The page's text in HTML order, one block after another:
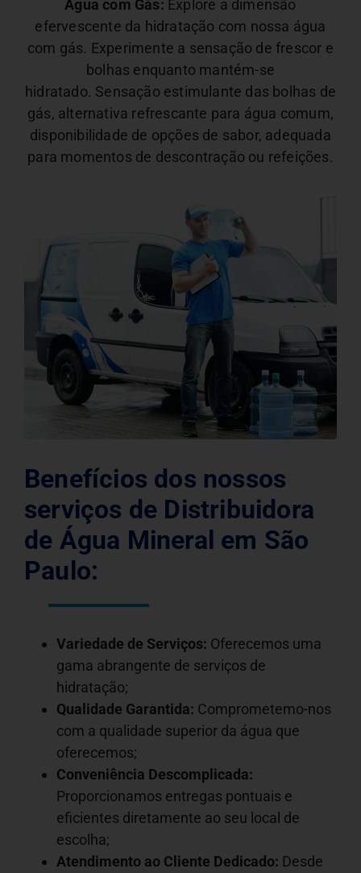
Água com Gás: Explore a dimensão
efervescente da hidratação com nossa água
com gás. Experimente a sensação de frescor e
bolhas enquanto mantém-se
hidratado. Sensação estimulante das bolhas de
gás, alternativa refrescante para água comum,
disponibilidade de opções de sabor, adequada
para momentos de descontração ou refeições.
Benefícios dos nossos
serviços de Distribuidora
de Água Mineral em São
Paulo:
Variedade de Serviços: Oferecemos uma
gama abrangente de serviços de
hidratação;
Qualidade Garantida: Comprometemo-nos
com a qualidade superior da água que
oferecemos;
Conveniência Descomplicada:
Proporcionamos entregas pontuais e
eficientes diretamente ao seu local de
escolha;
Atendimento ao Cliente Dedicado: Desde